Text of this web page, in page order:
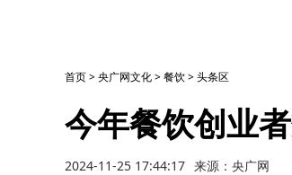
首页>央广网文化>餐饮>头条区
今年餐饮创业
2024-11-25 17:44:17 来源：央广网